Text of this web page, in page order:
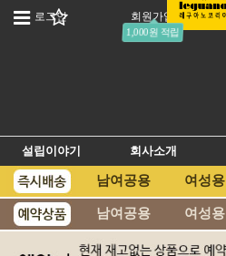
로그인 회원가입
1,000원 적립
설립이야기 회사소개
남여공용 여성용
남여공용 여성용